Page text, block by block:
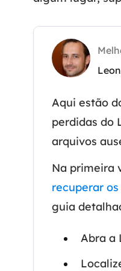
Aqui estão
perdidas do
arquivos
Na primeira
recuperar
guia
Abra a